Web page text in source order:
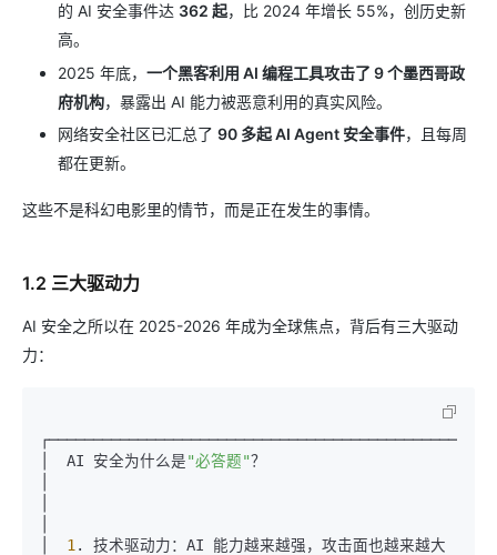
的 AI 安全事件达 362 起，比 2024 年增长 55%，创历史新
高。
2025 年底， 一个黑客利用 AI 编程工具攻击了 9 个墨西哥政
府机构，暴露出 AI 能力被恶意利用的真实风险。
网络安全社区已汇总了 90 多起 AI Agent 安全事件，且每周
都在更新。
这些不是科幻电影里的情节，而是正在发生的事情。
1.2 三大驱动力
AI 安全之所以在 2025-2026 年成为全球焦点，背后有三大驱动
力：
│  AI 安全为什么是"必答题"？
1 . 技术驱动力：AI 能力越来越强，攻击面也越来越大